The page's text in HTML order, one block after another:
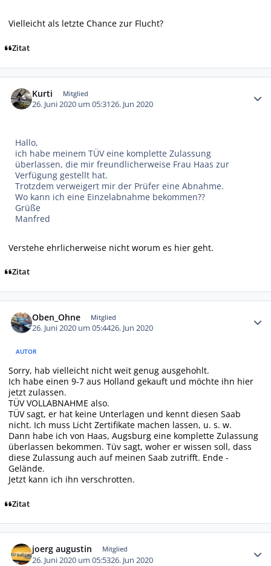
Vielleicht als letzte Chance zur Flucht?
Zitat
Kurti Mitglied
26. Juni 2020 um 05:3126. Jun 2020
Hallo,
ich habe meinem TÜV eine komplette Zulassung
überlassen, die mir freundlicherweise Frau Haas zur
Verfügung gestellt hat.
Trotzdem verweigert mir der Prüfer eine Abnahme.
Wo kann ich eine Einzelabnahme bekommen??
Grüße
Manfred
Verstehe ehrlicherweise nicht worum es hier geht.
Zitat
Oben_Ohne Mitglied
26. Juni 2020 um 05:4426. Jun 2020
AUTOR
Sorry, hab vielleicht nicht weit genug ausgehohlt.
Ich habe einen 9-7 aus Holland gekauft und möchte ihn hier
jetzt zulassen.
TÜV VOLLABNAHME also.
TÜV sagt, er hat keine Unterlagen und kennt diesen Saab
nicht. Ich muss Licht Zertifikate machen lassen, u. s. w.
Dann habe ich von Haas, Augsburg eine komplette Zulassung
überlassen bekommen. Tüv sagt, woher er wissen soll, dass
diese Zulassung auch auf meinen Saab zutrifft. Ende -
Gelände.
Jetzt kann ich ihn verschrotten.
Zitat
joerg augustin Mitglied
26. Juni 2020 um 05:5326. Jun 2020